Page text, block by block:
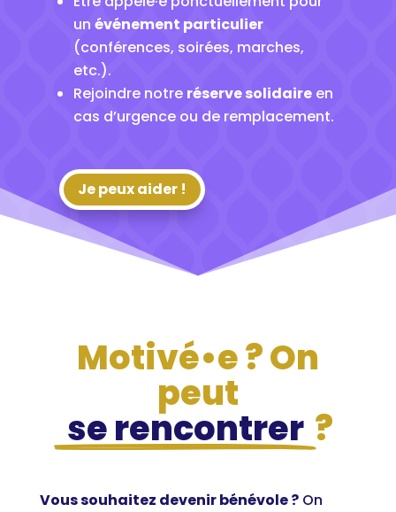
unévénement particulier
(conférences, soirées, marches,
etc.).
Rejoindre notre réserve solidaire en
cas d’urgence ou de remplacement.
Je peux aider !
Motivé•e ? On
peut
se rencontrer ?
Vous souhaitez devenir bénévole ?On